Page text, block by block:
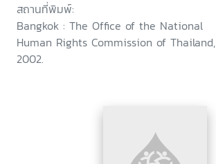
สถานที่พิมพ์:
Bangkok : The Office of the National
Human Rights Commission of Thailand,
2002.